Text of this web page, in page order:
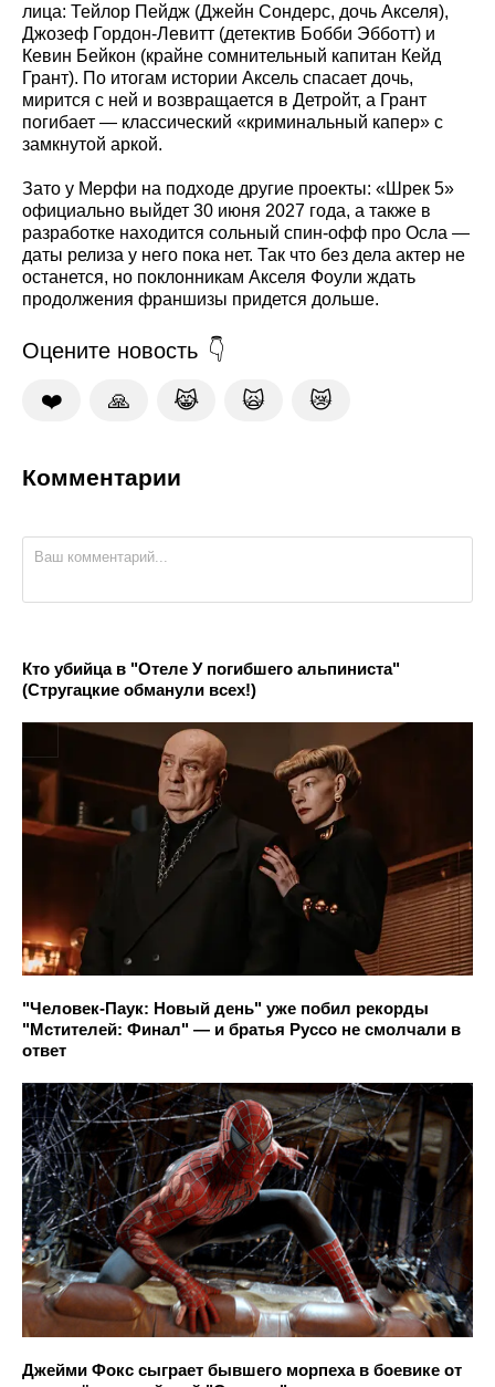
лица: Тейлор Пейдж (Джейн Сондерс, дочь Акселя),
Джозеф Гордон-Левитт (детектив Бобби Эбботт) и
Кевин Бейкон (крайне сомнительный капитан Кейд
Грант). По итогам истории Аксель спасает дочь,
мирится с ней и возвращается в Детройт, а Грант
погибает — классический «криминальный капер» с
замкнутой аркой.
Зато у Мерфи на подходе другие проекты: «Шрек 5»
официально выйдет 30 июня 2027 года, а также в
разработке находится сольный спин-офф про Осла —
даты релиза у него пока нет. Так что без дела актер не
останется, но поклонникам Акселя Фоули ждать
продолжения франшизы придется дольше.
Оцените новость
❤️ 🙏 😹 🙀 😿
Комментарии
Кто убийца в "Отеле У погибшего альпиниста"
(Стругацкие обманули всех!)
"Человек-Паук: Новый день" уже побил рекорды
"Мстителей: Финал" — и братья Руссо не смолчали в
ответ
Джейми Фокс сыграет бывшего морпеха в боевике от